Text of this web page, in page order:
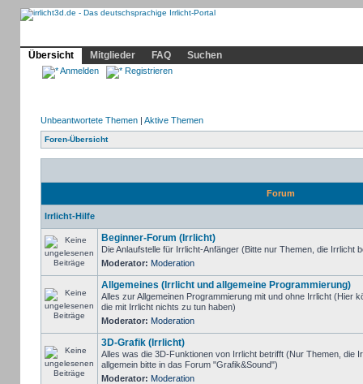
Übersicht
Mitglieder FAQ Suchen
Anmelden Registrieren
Unbeantwortete Themen| Aktive Themen
Foren-Übersicht
Forum
Irrlicht-Hilfe
Beginner-Forum (Irrlicht)
Die Anlaufstelle für Irrlicht-Anfänger (Bitte nur Themen, die Irrlicht
Moderator: Moderation
Allgemeines (Irrlicht und allgemeine Programmierung)
Alles zur Allgemeinen Programmierung mit und ohne Irrlicht (Hier
die mit Irrlicht nichts zu tun haben)
Moderator: Moderation
3D-Grafik (Irrlicht)
Alles was die 3D-Funktionen von Irrlicht betrifft (Nur Themen, die
allgemein bitte in das Forum "Grafik&Sound")
Moderator: Moderation